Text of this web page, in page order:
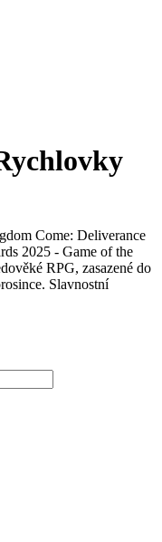
Come: Deliverance
2025 - Game of the
RPG, zasazené do
Slavnostní